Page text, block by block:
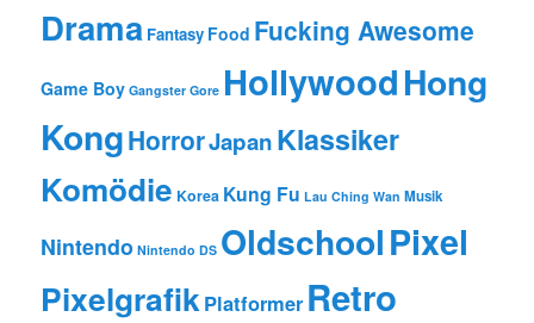
Drama Fantasy Food Fucking Awesome
Game Boy Gangster Gore HollywoodHong
KongHorrorJapanKlassiker
Komödie Korea Kung Fu Lau Ching Wan Musik
Nintendo Nintendo DS OldschoolPixel
PixelgrafikPlatformer Retro